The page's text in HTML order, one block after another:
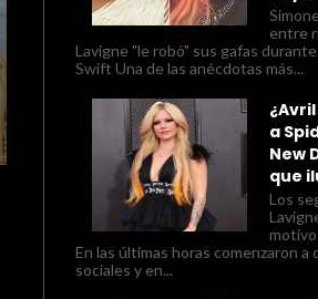
entre
Lavigne "le robó" sus gafas
Swift Una de las anécdotas más...
a
New
que
Los
motivo
En las últimas horas comenzaron a
sociales y en...